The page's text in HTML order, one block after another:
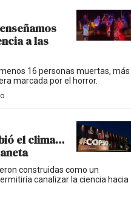
a las
16 personas muertas, más
marcada por el horror.
el clima…
construidas como un
canalizar la ciencia hacia